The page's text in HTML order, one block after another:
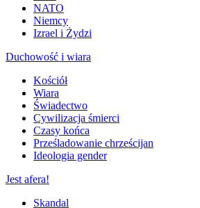
NATO
Niemcy
Izrael i Żydzi
Duchowość i wiara
Kościół
Wiara
Świadectwo
Cywilizacja śmierci
Czasy końca
Prześladowanie chrześcijan
Ideologia gender
Jest afera!
Skandal